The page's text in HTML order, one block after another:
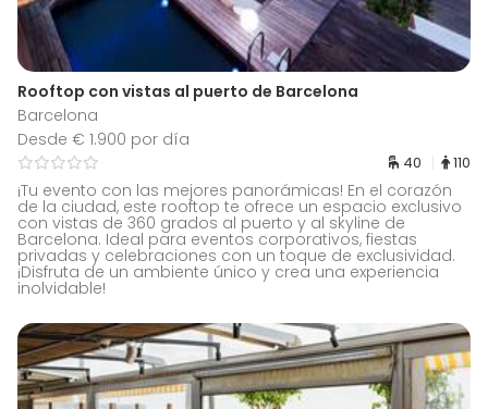
Rooftop con vistas al puerto de Barcelona
Barcelona
Desde € 1.900 por día
40 110
¡Tu evento con las mejores panorámicas! En el corazón
de la ciudad, este rooftop te ofrece un espacio exclusivo
con vistas de 360 grados al puerto y al skyline de
Barcelona. Ideal para eventos corporativos, fiestas
privadas y celebraciones con un toque de exclusividad.
¡Disfruta de un ambiente único y crea una experiencia
inolvidable!